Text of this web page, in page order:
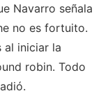
Navarro señala
no es fortuito.
al iniciar la
robin. Todo